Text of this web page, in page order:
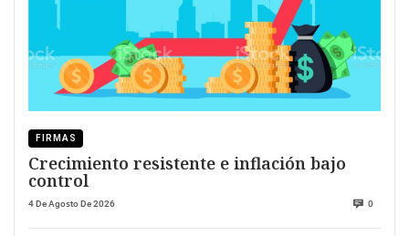
FIRMAS
Crecimiento resistente e inflación bajo
control
4 De Agosto De 2026 0